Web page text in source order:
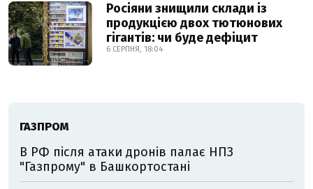
Росіяни знищили склади із
продукцією двох тютюнових
гігантів: чи буде дефіцит
6 СЕРПНЯ, 18:04
ГАЗПРОМ
В РФ після атаки дронів палає НПЗ
"Газпрому" в Башкортостані